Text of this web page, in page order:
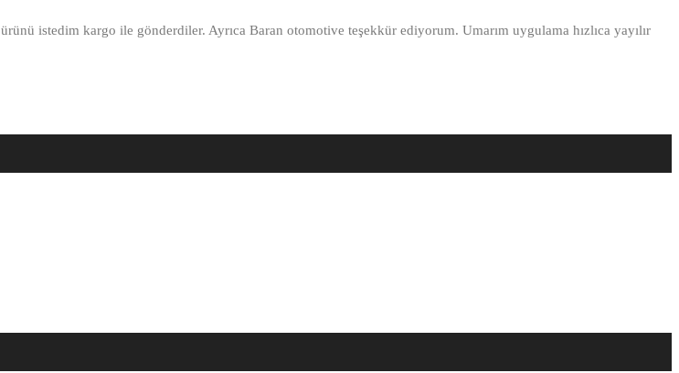
istedim kargo ile gönderdiler. Ayrıca Baran otomotive teşekkür ediyorum. Umarım uygulama hızlıca yayılır